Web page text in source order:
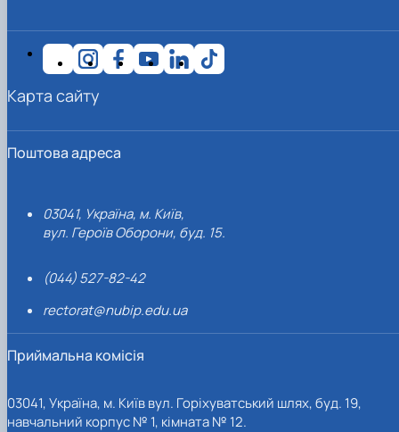
Поштова адреса
03041, Україна, м. Київ,
вул. Героїв Оборони, буд. 15.
(044) 527-82-42
rectorat@nubip.edu.ua
Приймальна комісія
03041, Україна, м. Київ вул. Горіхуватський шлях, буд. 19,
навчальний корпус № 1, кімната № 12.
Карта сайту